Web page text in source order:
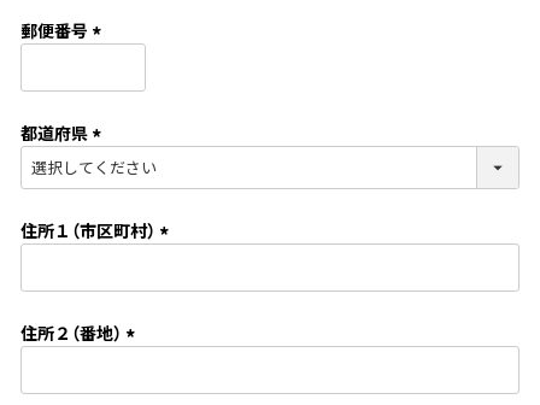
郵便番号
必
)
都道府県
(
必
)
住所１（市区町村）
必
住所２（番地）
必